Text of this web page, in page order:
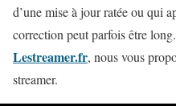
d’une mise à jour ratée ou qui
correction peut parfois être
Lestreamer.fr, nous vous
streamer.